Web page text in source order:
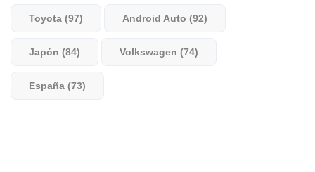
Toyota (97) Android Auto (92)
Japón (84) Volkswagen (74)
España (73)